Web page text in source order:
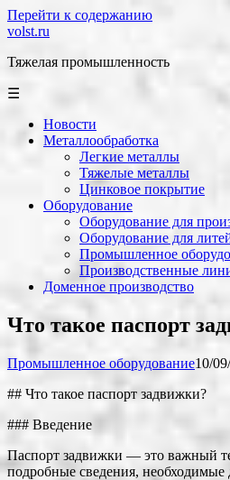
Перейти к содержанию
volst.ru
Тяжелая промышленность
☰
Новости
Металлообработка
Легкие металлы
Тяжелые металлы
Цинковое покрытие
Оборудование
Оборудование для
Оборудование для
Промышленное
Производственные
Доменное производство
Что такое паспорт
Промышленное оборудование10/
## Что такое паспорт задвижки?
### Введение
Паспорт задвижки — это важный
подробные сведения,